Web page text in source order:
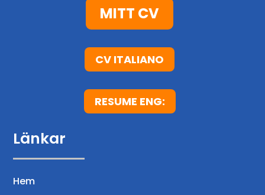
MITT CV
CV ITALIANO
RESUME ENG:
Länkar
Hem